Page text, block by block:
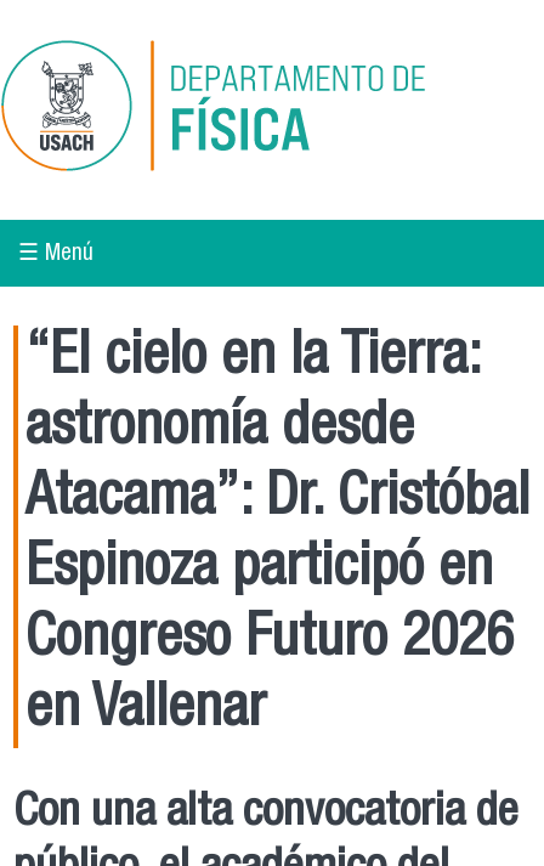
☰ Menú
“El cielo en la Tierra:
astronomía desde
Atacama”: Dr. Cristóbal
Espinoza participó en
Congreso Futuro 2026
en Vallenar
Con una alta convocatoria de